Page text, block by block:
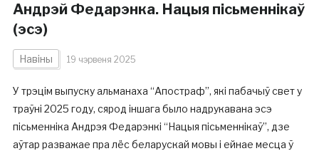
Андрэй Федарэнка. Нацыя пісьменнікаў
(эсэ)
Навіны 19 чэрвеня 2025
У трэцім выпуску альманаха “Апостраф”, які пабачыў свет у
траўні 2025 году, сярод іншага было надрукавана эсэ
пісьменніка Андрэя Федарэнкі “Нацыя пісьменнікаў”, дзе
аўтар разважае пра лёс беларускай мовы і ейнае месца ў